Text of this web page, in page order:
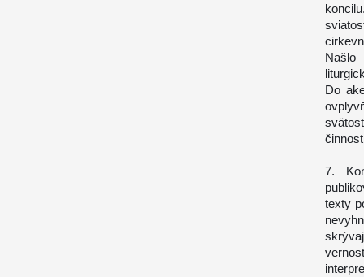
Našlo
Do
7.
texty